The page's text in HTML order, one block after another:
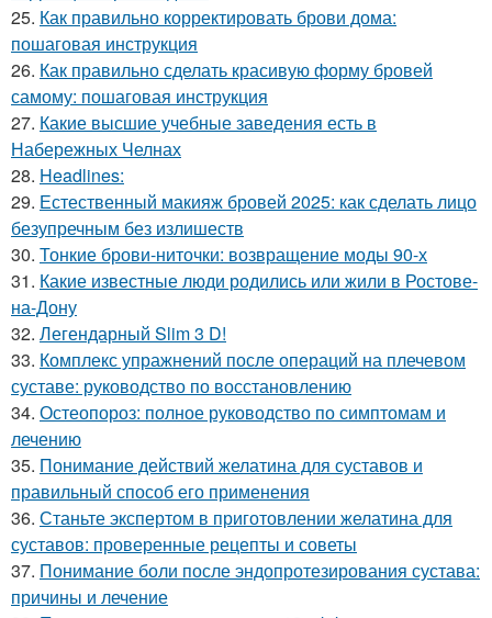
25. Как правильно корректировать брови дома:
пошаговая инструкция
26. Как правильно сделать красивую форму бровей
самому: пошаговая инструкция
27. Какие высшие учебные заведения есть в
Набережных Челнах
28. Headlines:
29. Естественный макияж бровей 2025: как сделать лицо
безупречным без излишеств
30. Тонкие брови-ниточки: возвращение моды 90-х
31. Какие известные люди родились или жили в Ростове-
на-Дону
32. Легендарный Slim 3 D!
33. Комплекс упражнений после операций на плечевом
суставе: руководство по восстановлению
34. Остеопороз: полное руководство по симптомам и
лечению
35. Понимание действий желатина для суставов и
правильный способ его применения
36. Станьте экспертом в приготовлении желатина для
суставов: проверенные рецепты и советы
37. Понимание боли после эндопротезирования сустава:
причины и лечение